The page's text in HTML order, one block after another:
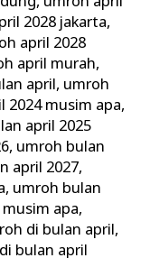
2028 jakarta,
april 2028
april murah,
april, umroh
2024 musim apa,
april 2025
, umroh bulan
april 2027,
, umroh bulan
apa,
di bulan april,
bulan april